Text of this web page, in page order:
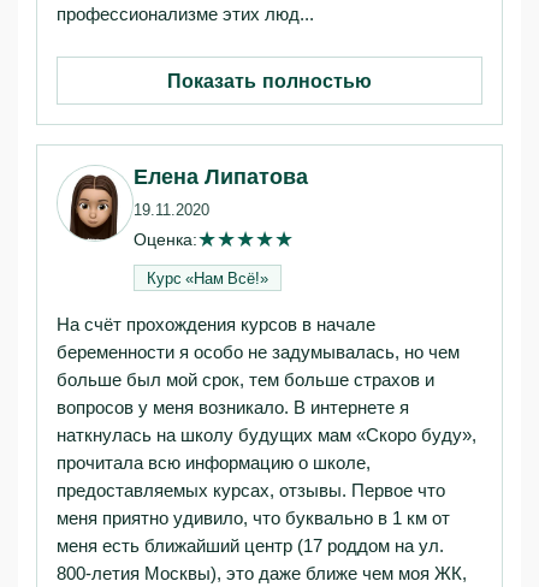
профессионализме этих люд...
Показать полностью
Елена Липатова
19.11.2020
Оценка:★★★★★
Курс «Нам Всё!»‎
На счёт прохождения курсов в начале
беременности я особо не задумывалась, но чем
больше был мой срок, тем больше страхов и
вопросов у меня возникало. В интернете я
наткнулась на школу будущих мам «Скоро буду»,
прочитала всю информацию о школе,
предоставляемых курсах, отзывы. Первое что
меня приятно удивило, что буквально в 1 км от
меня есть ближайший центр (17 роддом на ул.
800-летия Москвы), это даже ближе чем моя ЖК,